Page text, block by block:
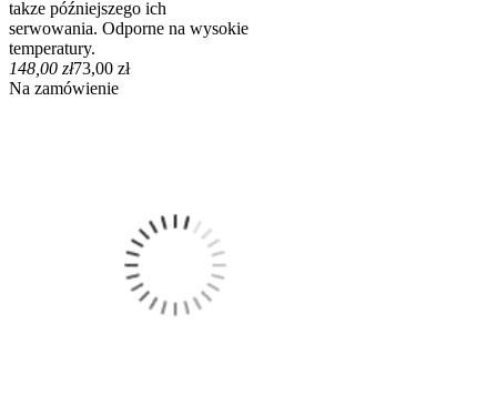
takze późniejszego ich
serwowania. Odporne na wysokie
temperatury.
148,00 zł73,00 zł
Na zamówienie